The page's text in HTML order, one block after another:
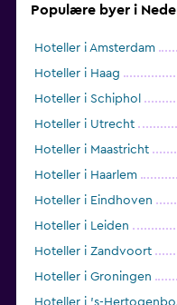
Populære byer i
Hoteller i Amsterdam
Hoteller i Haag
Hoteller i Schiphol
Hoteller i Utrecht
Hoteller i Maastricht
Hoteller i Haarlem
Hoteller i Eindhoven
Hoteller i Leiden
Hoteller i Zandvoort
Hoteller i Groningen
Hoteller i 's-